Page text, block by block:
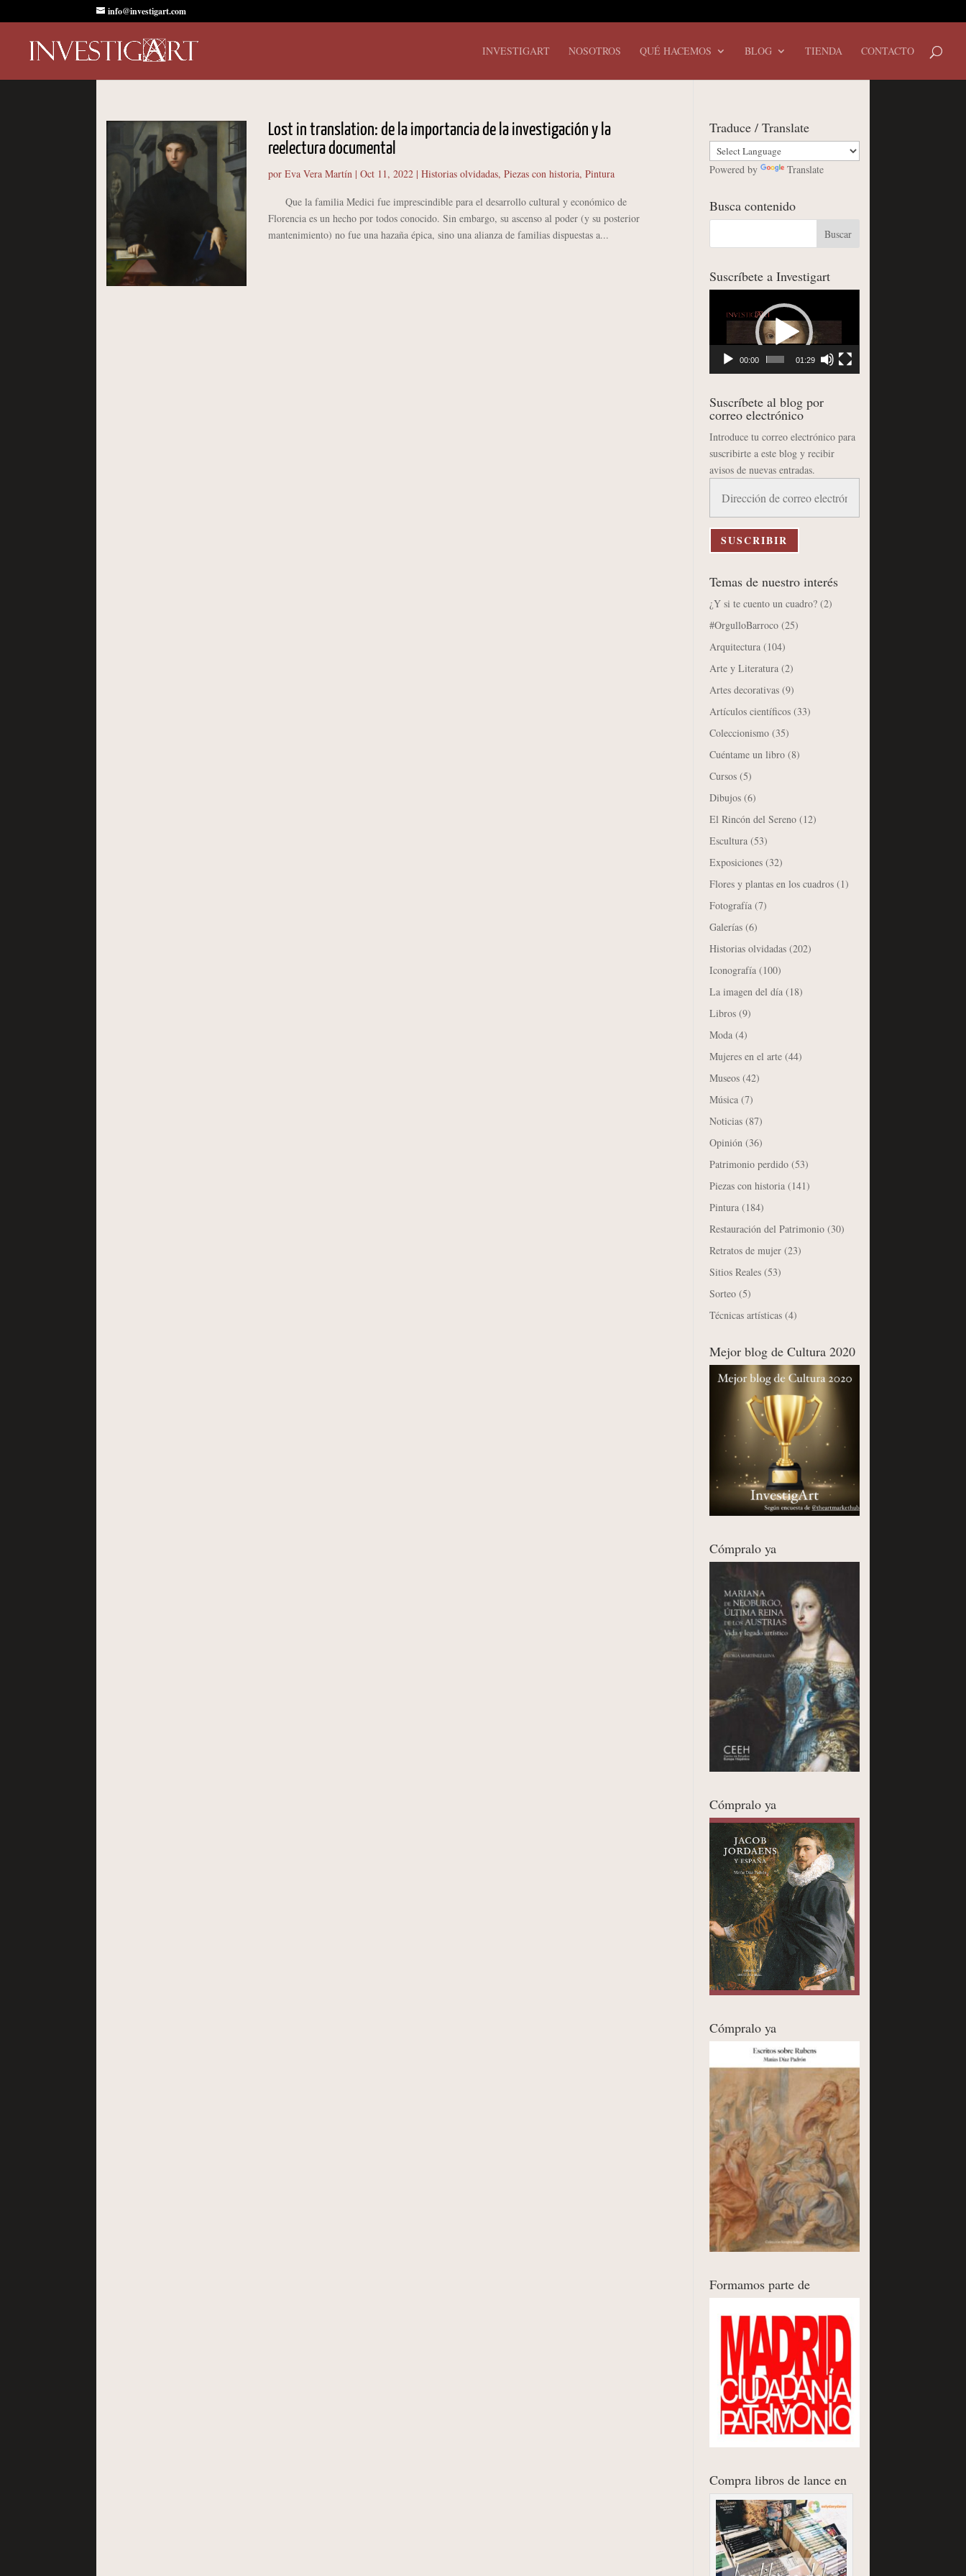
info@investigart.com
INVESTIGART NOSOTROS QUÉ HACEMOS BLOG TIENDA CONTACTO
Lost in translation: de la importancia de la investigación y la
reelectura documental
por Eva Vera Martín| Oct 11, 2022| Historias olvidadas, Piezas con historia, Pintura
Que la familia Medici fue imprescindible para el desarrollo cultural y económico de
Florencia es un hecho por todos conocido. Sin embargo, su ascenso al poder (y su posterior
mantenimiento) no fue una hazaña épica, sino una alianza de familias dispuestas a...
Traduce / Translate
Powered by Translate
Busca contenido
Suscríbete a Investigart
00:00 01:29
Suscríbete al blog por
correo electrónico
Introduce tu correo electrónico para
suscribirte a este blog y recibir
avisos de nuevas entradas.
correo
electrónico
SUSCRIBIR
Temas de nuestro interés
¿Y si te cuento un cuadro? (2)
#OrgulloBarroco (25)
Arquitectura (104)
Arte y Literatura (2)
Artes decorativas (9)
Artículos científicos (33)
Coleccionismo (35)
Cuéntame un libro (8)
Cursos (5)
Dibujos (6)
El Rincón del Sereno (12)
Escultura (53)
Exposiciones (32)
Flores y plantas en los cuadros (1)
Fotografía (7)
Galerías (6)
Historias olvidadas (202)
Iconografía (100)
La imagen del día (18)
Libros (9)
Moda (4)
Mujeres en el arte (44)
Museos (42)
Música (7)
Noticias (87)
Opinión (36)
Patrimonio perdido (53)
Piezas con historia (141)
Pintura (184)
Restauración del Patrimonio (30)
Retratos de mujer (23)
Sitios Reales (53)
Sorteo (5)
Técnicas artísticas (4)
Mejor blog de Cultura 2020
Cómpralo ya
Cómpralo ya
Cómpralo ya
Formamos parte de
Compra libros de lance en